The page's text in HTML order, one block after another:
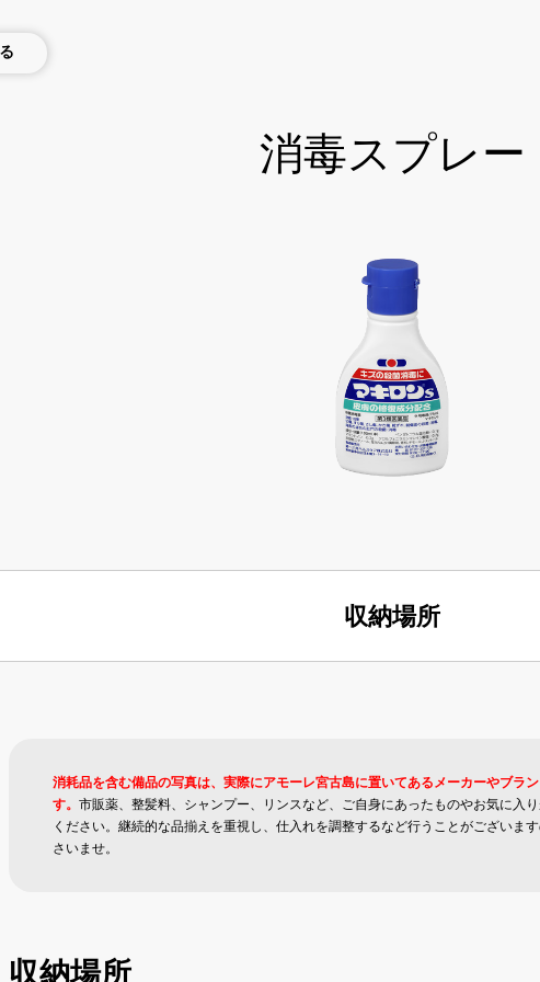
消毒スプレー
収納場所
消耗品を含む備品の写真は、実際にアモーレ宮古島に置いてあるメーカーやブラ
す。 市販薬、整髪料、シャンプー、リンスなど、ご自身にあったものやお気に入
ください。継続的な品揃えを重視し、仕入れを調整するなど行うことがございま
さいませ。
収納場所